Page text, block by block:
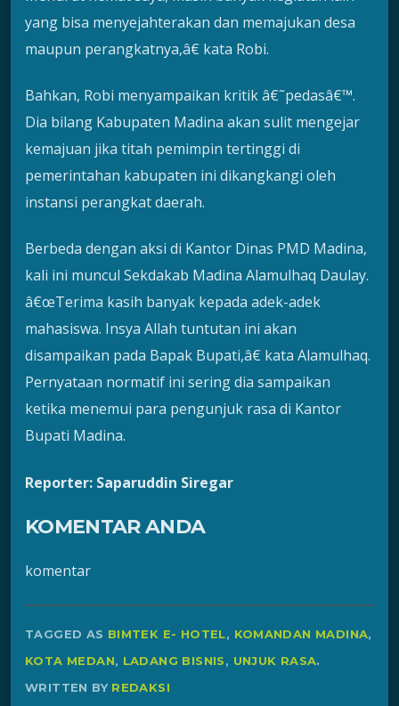
yang bisa menyejahterakan dan memajukan desa
maupun perangkatnya,â€ kata Robi.
Bahkan, Robi menyampaikan kritik â€˜pedasâ€™.
Dia bilang Kabupaten Madina akan sulit mengejar
kemajuan jika titah pemimpin tertinggi di
pemerintahan kabupaten ini dikangkangi oleh
instansi perangkat daerah.
Berbeda dengan aksi di Kantor Dinas PMD Madina,
kali ini muncul Sekdakab Madina Alamulhaq Daulay.
â€œTerima kasih banyak kepada adek-adek
mahasiswa. Insya Allah tuntutan ini akan
disampaikan pada Bapak Bupati,â€ kata Alamulhaq.
Pernyataan normatif ini sering dia sampaikan
ketika menemui para pengunjuk rasa di Kantor
Bupati Madina.
Reporter: Saparuddin Siregar
KOMENTAR ANDA
komentar
TAGGED AS BIMTEK E- HOTEL, KOMANDAN MADINA,
KOTA MEDAN, LADANG BISNIS, UNJUK RASA.
WRITTEN BY REDAKSI